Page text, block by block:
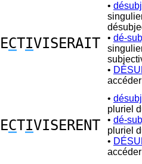
ECTIVISERAIT
•
• dé-
•
ECTIVISERENT
•
pluriel
• dé-
pluriel
•